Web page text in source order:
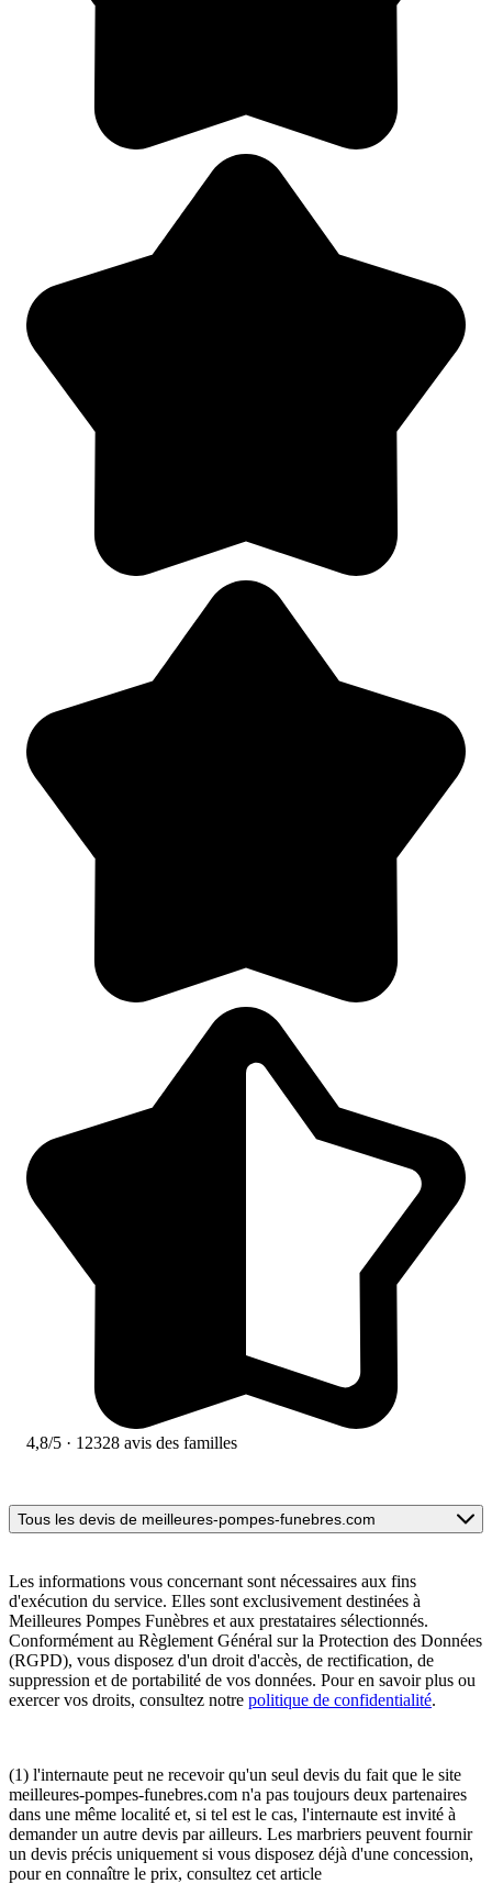
4,8/5 · 12328 avis des familles
Tous les devis de meilleures-pompes-funebres.com
Les informations vous concernant sont nécessaires aux fins
d'exécution du service. Elles sont exclusivement destinées à
Meilleures Pompes Funèbres et aux prestataires sélectionnés.
Conformément au Règlement Général sur la Protection des Données
(RGPD), vous disposez d'un droit d'accès, de rectification, de
suppression et de portabilité de vos données. Pour en savoir plus ou
exercer vos droits, consultez notre politique de confidentialité.
(1) l'internaute peut ne recevoir qu'un seul devis du fait que le site
meilleures-pompes-funebres.com n'a pas toujours deux partenaires
dans une même localité et, si tel est le cas, l'internaute est invité à
demander un autre devis par ailleurs. Les marbriers peuvent fournir
un devis précis uniquement si vous disposez déjà d'une concession,
pour en connaître le prix, consultez cet article